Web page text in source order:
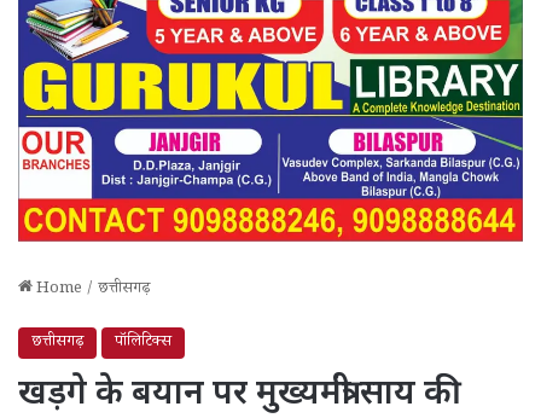
Home / छत्तीसगढ़
छत्तीसगढ़ पॉलिटिक्स
खड़गे के बयान पर मुख्यमंत्री साय की